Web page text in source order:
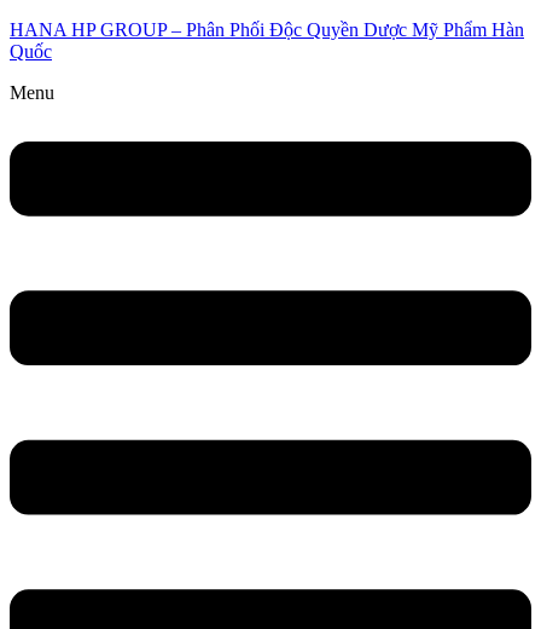
HANA HP GROUP – Phân Phối Độc Quyền Dược Mỹ Phẩm Hàn
Quốc
Menu